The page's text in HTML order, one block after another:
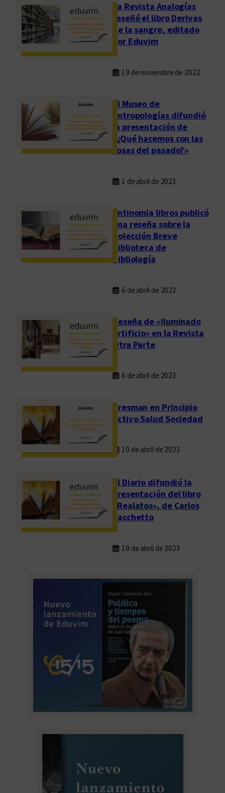
La Revista Analogías
reseñó el libro Derivas
de la sangre, editado
por Eduvim
19 de noviembre de 2022
El Museo de
Antropologías difundió
la presentación de
«¿Qué hacemos con las
cosas del pasado?»
1 de abril de 2023
Antinomia libros publicó
una reseña sobre la
Colección Breve
Biblioteca de
Bibliología
6 de abril de 2023
Reseña de «Iluminado
artificio» en la Revista
Otra Parte
6 de abril de 2023
Presman en Principio
Activo Salud Sociedad
10 de abril de 2023
El Diario difundió la
presentación del libro
«Realatos», de Carlos
Sacchetto
10 de abril de 2023